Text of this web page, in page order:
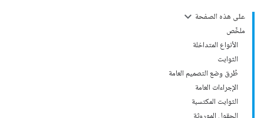
على هذه الصفحة
ملخّص
الأنواع المتداخلة
الثوابت
طُرق وضع التصميم العامة
الإجراءات العامة
الثوابت المكتسبة
الحقول الموروثة